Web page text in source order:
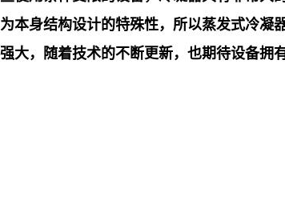
身结构设计的特殊性，所以蒸发式冷凝
，随着技术的不断更新，也期待设备拥